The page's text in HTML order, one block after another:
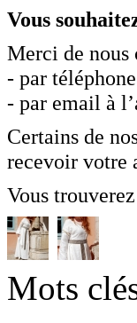
Vous
Merci de nous
- par
- par email à
Certains de
recevoir votre
Vous
Mots